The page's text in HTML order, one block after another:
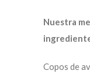
Nuestra
Copos de